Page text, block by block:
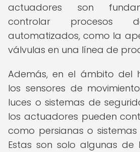
actuadores son
controlar procesos
automatizados, como la
válvulas en una línea de
Además, en el ámbito del
los sensores de
luces o sistemas de
los actuadores pueden
como persianas o
Estas son solo algunas de